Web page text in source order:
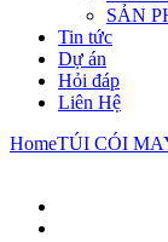
SẢN
Tin tức
Dự án
Hỏi đáp
Liên Hệ
HomeTÚI CÓI